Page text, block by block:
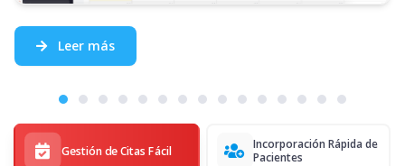
Gestión de Citas Fácil
Incorporación Rápida de
Pacientes
Leer más